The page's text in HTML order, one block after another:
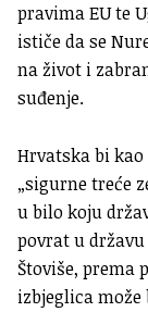
pravima EU te
ističe da se
na život i
suđenje.
Hrvatska bi
„sigurne treće
u bilo koju
povrat u
Štoviše, prema
izbjeglica